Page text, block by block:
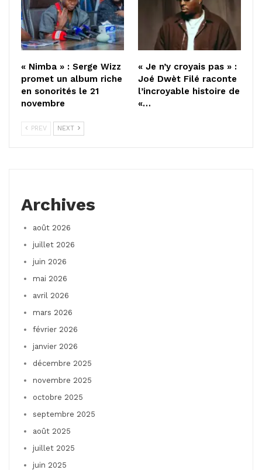
« Nimba » : Serge Wizz
promet un album riche
en sonorités le 21
novembre
« Je n’y croyais pas » :
Joé Dwèt Filé raconte
l’incroyable histoire de
«…
PREV NEXT
Archives
août 2026
juillet 2026
juin 2026
mai 2026
avril 2026
mars 2026
février 2026
janvier 2026
décembre 2025
novembre 2025
octobre 2025
septembre 2025
août 2025
juillet 2025
juin 2025